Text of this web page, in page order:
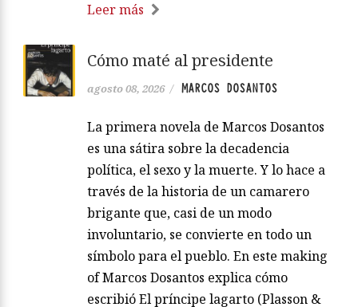
Leer más
Cómo maté al presidente
agosto 08, 2026 / MARCOS DOSANTOS
La primera novela de Marcos Dosantos
es una sátira sobre la decadencia
política, el sexo y la muerte. Y lo hace a
través de la historia de un camarero
brigante que, casi de un modo
involuntario, se convierte en todo un
símbolo para el pueblo. En este making
of Marcos Dosantos explica cómo
escribió El príncipe lagarto (Plasson &